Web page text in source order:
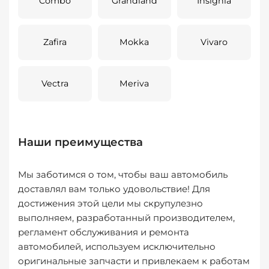
Zafira Mokka Vivaro
Vectra Meriva
Наши преимущества
Мы заботимся о том, чтобы ваш автомобиль
доставлял вам только удовольствие! Для
достижения этой цели мы скрупулезно
выполняем, разработанный производителем,
регламент обслуживания и ремонта
автомобилей, используем исключительно
оригинальные запчасти и привлекаем к работам